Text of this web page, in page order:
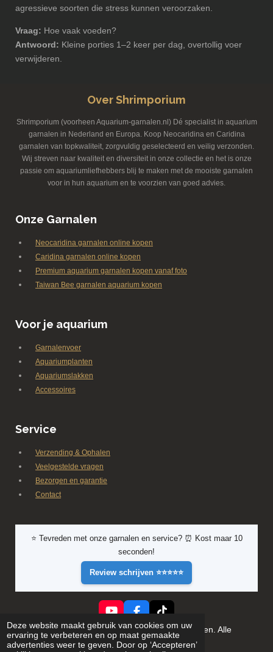
Deze website maakt gebruik van cookies om uw
ervaring te verbeteren en op maat gemaakte
advertenties weer te geven. Door op ‘Accepteren’
agressieve soorten die stress kunnen veroorzaken.
Vraag: Hoe vaak voeden?
Antwoord: Kleine porties 1–2 keer per dag, overtollig voer
verwijderen.
Over Shrimporium
Shrimporium (voorheen Aquarium-garnalen.nl) Dé specialist in aquarium
garnalen in Nederland en Europa. Koop Neocaridina en Caridina
garnalen van topkwaliteit, zorgvuldig geselecteerd en veilig verzonden.
Wij streven naar kwaliteit en diversiteit in onze collectie en het is onze
passie om aquariumliefhebbers blij te maken met de mooiste garnalen
voor in hun aquarium en te voorzien van goed advies.
Onze Garnalen
Neocaridina garnalen online kopen
Caridina garnalen online kopen
Premium aquarium garnalen kopen vanaf foto
Taiwan Bee garnalen aquarium kopen
Voor je aquarium
Garnalenvoer
Aquariumplanten
Aquariumslakken
Accessoires
Service
Verzending & Ophalen
Veelgestelde vragen
Bezorgen en garantie
Contact
⭐ Tevreden met onze garnalen en service? ⏰ Kost maar 10
seconden!
Review schrijven ⭐⭐⭐⭐⭐
Y
o
u
T
F
a
c
e
T
i
k
T
© 2026 Shrimporium - Premium aquarium garnalen. Alle
rechten voorbehouden